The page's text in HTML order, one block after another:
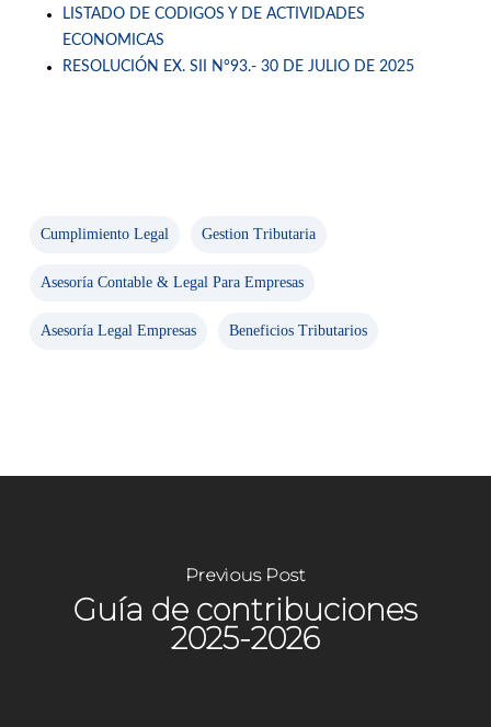
LISTADO DE CODIGOS Y DE ACTIVIDADES
ECONOMICAS
RESOLUCIÓN EX. SII N°93.- 30 DE JULIO DE 2025
Cumplimiento Legal Gestion Tributaria
Asesoría Contable & Legal Para Empresas
Asesoría Legal Empresas Beneficios Tributarios
Previous Post
Guía de contribuciones
2025-2026